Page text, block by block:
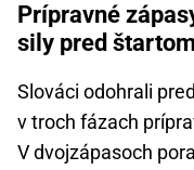
Prípravné
sily pred
Slováci odohrali
v troch fázach
V dvojzápasoch